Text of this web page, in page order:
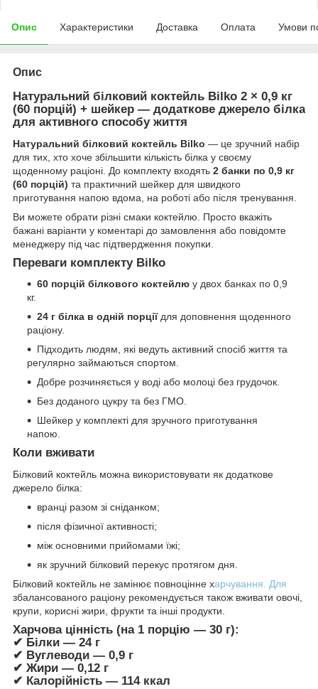
Опис Характеристики Доставка Оплата Умови
Опис
Натуральний білковий коктейль Bilko 2 × 0,9 кг
(60 порцій) + шейкер — додаткове джерело білка
для активного способу життя
Натуральний білковий коктейль Bilko — це зручний набір
для тих, хто хоче збільшити кількість білка у своєму
щоденному раціоні. До комплекту входять 2 банки по 0,9 кг
(60 порцій) та практичний шейкер для швидкого
приготування напою вдома, на роботі або після тренування.
Ви можете обрати різні смаки коктейлю. Просто вкажіть
бажані варіанти у коментарі до замовлення або повідомте
менеджеру під час підтвердження покупки.
Переваги комплекту Bilko
60 порцій білкового коктейлю у двох банках по 0,9
кг.
24 г білка в одній порціїдля доповнення щоденного
раціону.
Підходить людям, які ведуть активний спосіб життя та
регулярно займаються спортом.
Добре розчиняється у воді або молоці без грудочок.
Без доданого цукру та без ГМО.
Шейкер у комплекті для зручного приготування
напою.
Коли вживати
Білковий коктейль можна використовувати як додаткове
джерело білка:
вранці разом зі сніданком;
після фізичної активності;
між основними прийомами їжі;
як зручний білковий перекус протягом дня.
Білковий коктейль не замінює повноцінне харчування. Для
збалансованого раціону рекомендується також вживати овочі,
крупи, корисні жири, фрукти та інші продукти.
Харчова цінність (на 1 порцію — 30 г):
✔ Білки — 24 г
✔ Вуглеводи — 0,9 г
✔ Жири — 0,12 г
✔ Калорійність — 114 ккал